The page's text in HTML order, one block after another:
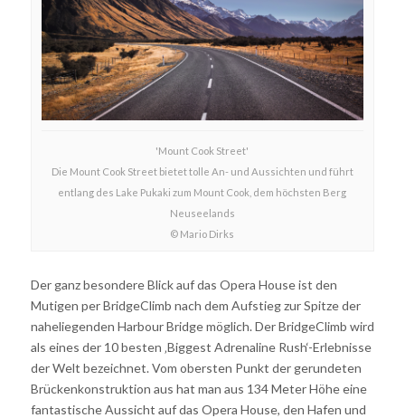
'Mount Cook Street'
Die Mount Cook Street bietet tolle An- und Aussichten und führt
entlang des Lake Pukaki zum Mount Cook, dem höchsten Berg
Neuseelands
© Mario Dirks
Der ganz besondere Blick auf das Opera House ist den
Mutigen per BridgeClimb nach dem Aufstieg zur Spitze der
naheliegenden Harbour Bridge möglich. Der BridgeClimb wird
als eines der 10 besten ‚Biggest Adrenaline Rush‘-Erlebnisse
der Welt bezeichnet. Vom obersten Punkt der gerundeten
Brückenkonstruktion aus hat man aus 134 Meter Höhe eine
fantastische Aussicht auf das Opera House, den Hafen und